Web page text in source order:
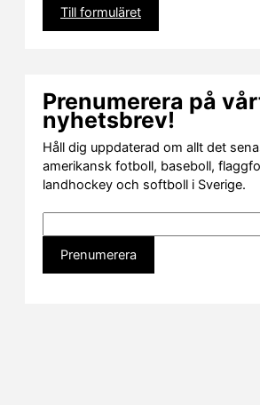
Till formuläret
Prenumerera på
nyhetsbrev!
Håll dig uppdaterad om allt det
amerikansk fotboll, baseboll,
landhockey och softboll i Sverige.